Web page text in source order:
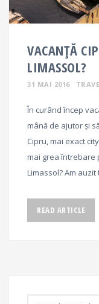
VACANȚĂ
LIMASSOL?
31 MAI 2016
În curând încep
mână de ajutor și
Cipru, mai exact
mai grea întrebare
Limassol? Am
READ ARTICLE